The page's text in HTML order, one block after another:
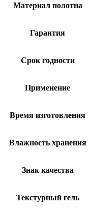
Материал полотна
Гарантия
Срок годности
Применение
Время изготовления
Влажность хранения
Знак качества
Текстурный гель